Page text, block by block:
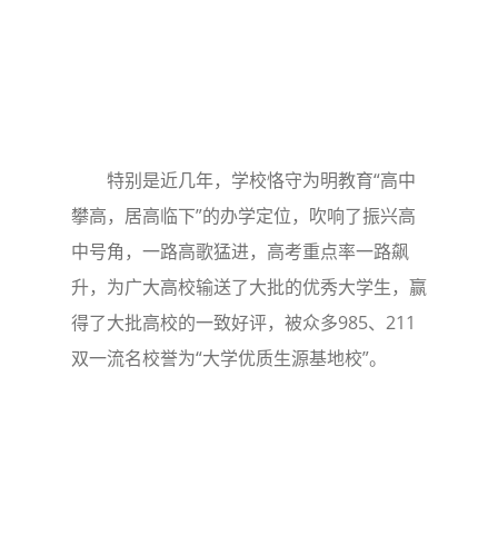
特别是近几年，学校恪守为明教育“高中
攀高，居高临下”的办学定位，吹响了振兴高
中号角，一路高歌猛进，高考重点率一路飙
升，为广大高校输送了大批的优秀大学生，赢
得了大批高校的一致好评，被众多985、211
双一流名校誉为“大学优质生源基地校”。